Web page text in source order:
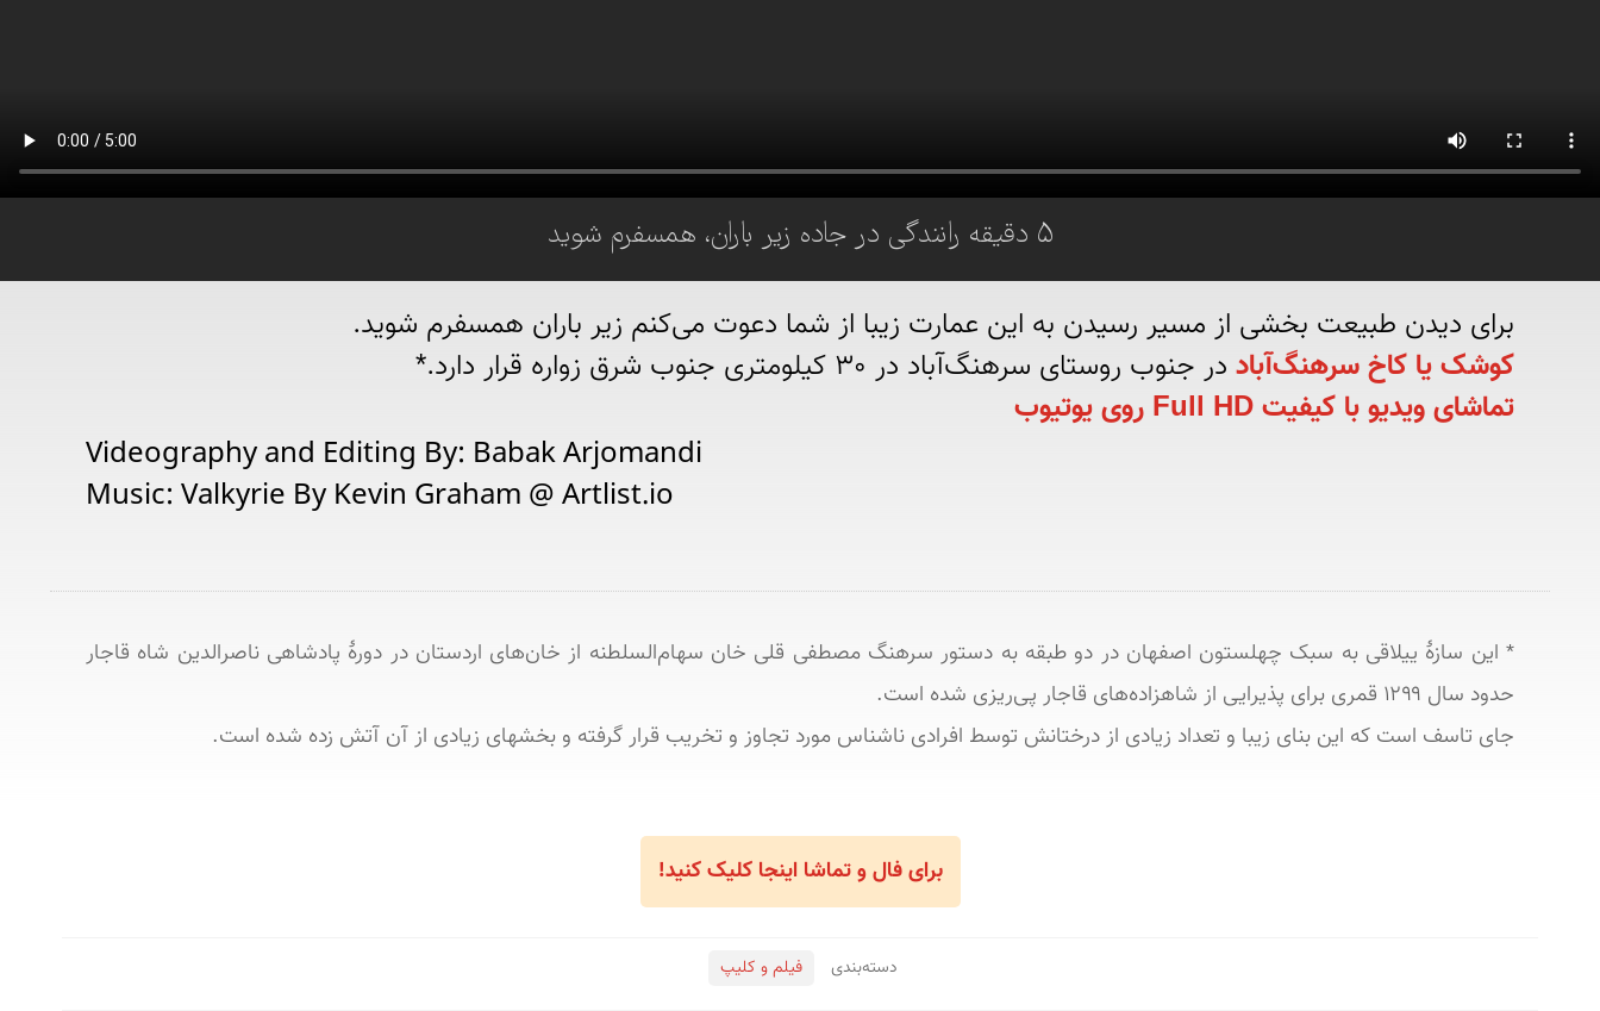
۵ دقیقه رانندگی در جاده زیر باران، همسفرم شوید
برای دیدن طبیعت بخشی از مسیر رسیدن به این عمارت زیبا از شما دعوت می‌کنم زیر باران همسفرم شوید.
کوشک یا کاخ سرهنگ‌آباد
در جنوب روستای سرهنگ‌آباد در ۳۰ کیلومتری جنوب شرق زواره قرار دارد.*
تماشای ویدیو با کیفیت Full HD روی یوتیوب
Videography and Editing By: Babak Arjomandi
Music: Valkyrie By Kevin Graham @ Artlist.io
جای تاسف است که این بنای زیبا و تعداد زیادی از درختانش توسط افرادی ناشناس مورد تجاوز و تخریب قرار گرفته و بخشهای زیادی از آن آتش زده شده است.
دسته‌بندی فیلم و کلیپ
برای فال و تماشا اینجا کلیک کنید!